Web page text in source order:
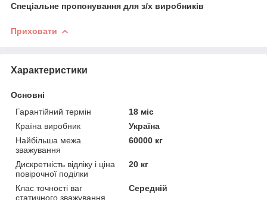
Спеціальне пропонування для з/х виробників
Приховати
Характеристики
Основні
Гарантійний термін
18 міс
Країна виробник
Україна
Найбільша межа
зважування
60000 кг
Дискретність відліку і ціна
повірочної поділки
20 кг
Клас точності ваг
статичного зважування
Середній